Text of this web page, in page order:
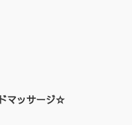
マッサージ☆